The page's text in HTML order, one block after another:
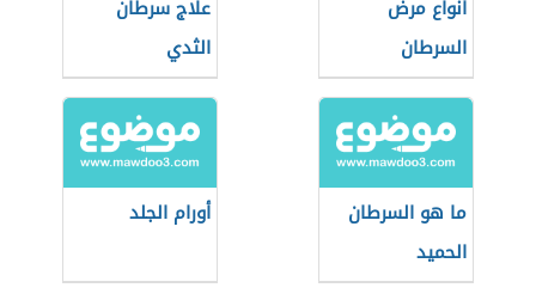
أنواع مرض
السرطان
علاج سرطان
الثدي
ما هو السرطان
الحميد
أورام الجلد